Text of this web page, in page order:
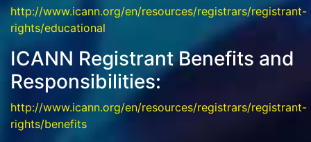
http://www.icann.org/en/resources/registrars/registrant-
rights/educational
ICANN Registrant Benefits and
Responsibilities:
http://www.icann.org/en/resources/registrars/registrant-
rights/benefits